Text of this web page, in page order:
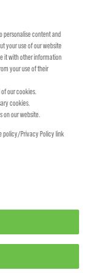
personalise content and
your use of our website
it with other information
your use of their
our cookies.
cookies.
on our website.
policy/Privacy Policy link